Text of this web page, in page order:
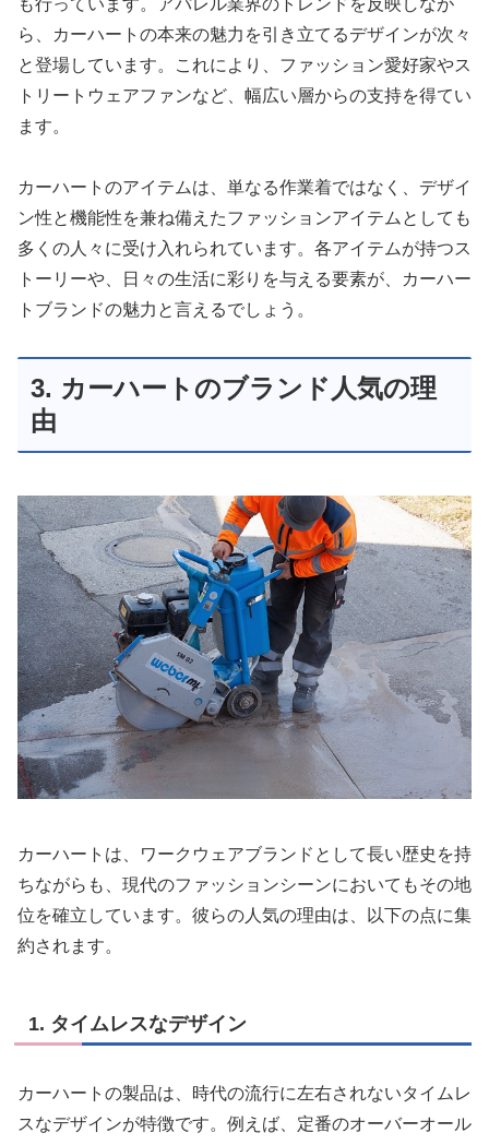
ら、カーハートの本来の魅力を引き立てるデザインが次々
と登場しています。これにより、ファッション愛好家やス
トリートウェアファンなど、幅広い層からの支持を得てい
ます。
カーハートのアイテムは、単なる作業着ではなく、デザイ
ン性と機能性を兼ね備えたファッションアイテムとしても
多くの人々に受け入れられています。各アイテムが持つス
トーリーや、日々の生活に彩りを与える要素が、カーハー
トブランドの魅力と言えるでしょう。
3. カーハートのブランド人気の理
由
カーハートは、ワークウェアブランドとして長い歴史を持
ちながらも、現代のファッションシーンにおいてもその地
位を確立しています。彼らの人気の理由は、以下の点に集
約されます。
1. タイムレスなデザイン
カーハートの製品は、時代の流行に左右されないタイムレ
スなデザインが特徴です。例えば、定番のオーバーオール